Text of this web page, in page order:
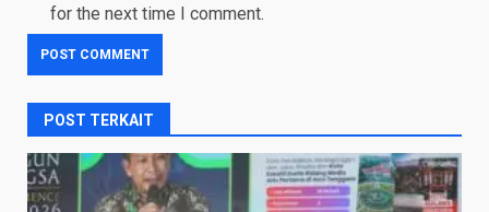
for the next time I comment.
POST TERKAIT